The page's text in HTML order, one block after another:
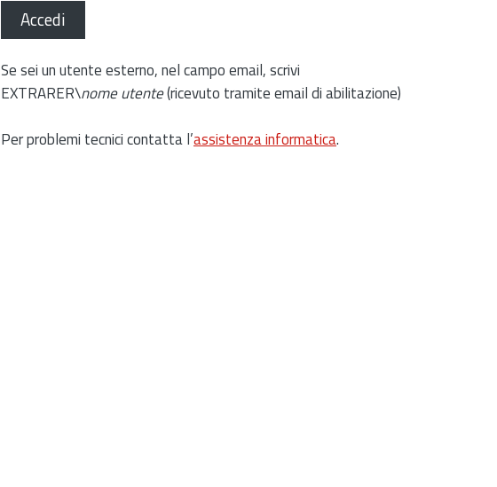
Accedi
Se sei un utente esterno, nel campo email, scrivi
EXTRARER\nome utente(ricevuto tramite email di abilitazione)
Per problemi tecnici contatta l’assistenza informatica.